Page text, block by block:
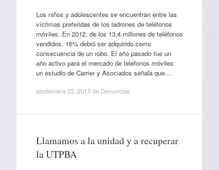
Los niños y adolescentes se encuentran entre las
víctimas preferidas de los ladrones de teléfonos
móviles. En 2012, de los 13,4 millones de teléfonos
vendidos, 16% debió ser adquirido como
consecuencia de un robo. El año pasado fue un
año activo para el mercado de teléfonos móviles:
un estudio de Carrier y Asociados señala que…
septiembre 22, 2013 de Denuncias.
Llamamos a la unidad y a recuperar
la UTPBA